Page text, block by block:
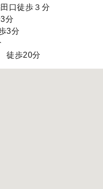
口徒歩３分
分
3分
徒歩20分